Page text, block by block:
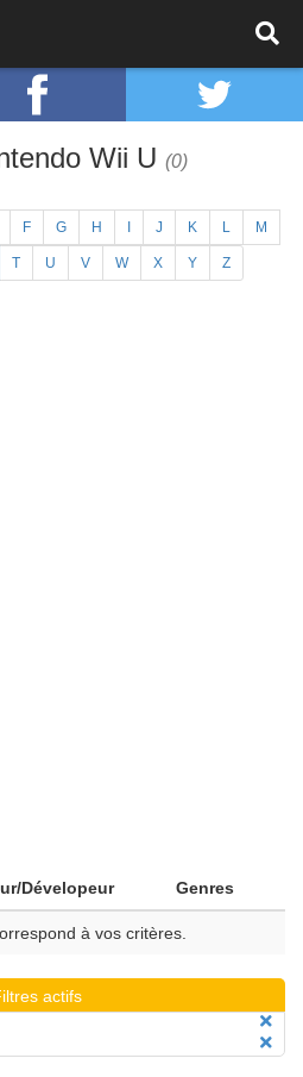
Wii U (0)
F G H J K L M
T U V W X Y Z
Dévelopeur Genres
à vos critères.
actifs